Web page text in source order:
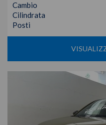
Cambio
Cilindrata
Posti